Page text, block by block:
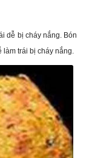
dễ bị cháy nắng. Bón
trái bị cháy nắng.